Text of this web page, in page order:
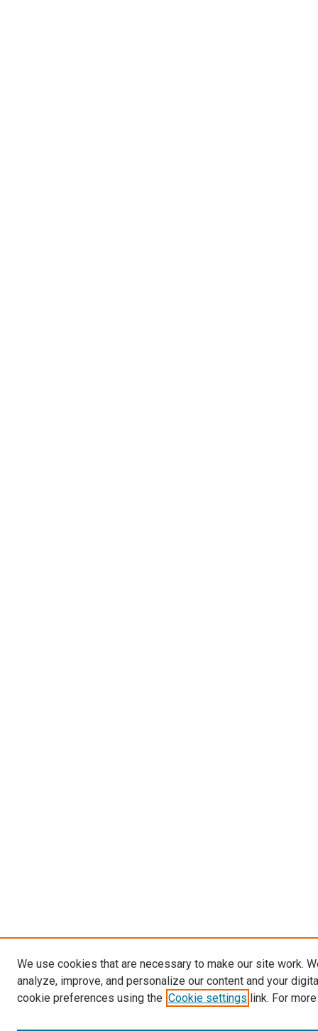
We use cookies that are necessary to make our site work.
analyze, improve, and personalize our content and your
cookie preferences using the Cookie settings link. For